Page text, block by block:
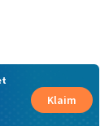
Klaim